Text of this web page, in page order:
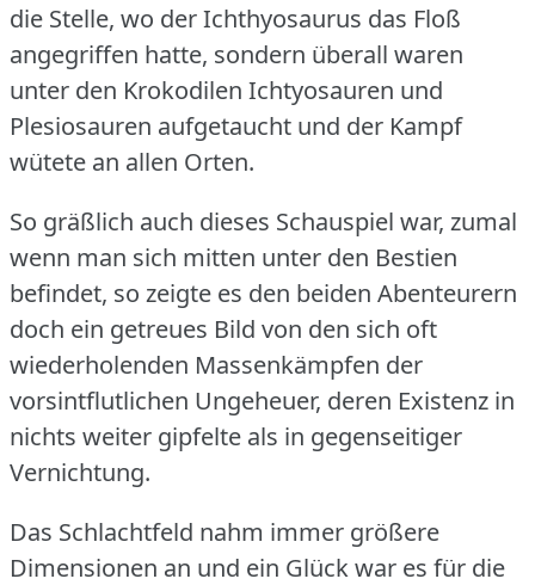
die Stelle, wo der Ichthyosaurus das Floß
angegriffen hatte, sondern überall waren
unter den Krokodilen Ichtyosauren und
Plesiosauren aufgetaucht und der Kampf
wütete an allen Orten.
So gräßlich auch dieses Schauspiel war, zumal
wenn man sich mitten unter den Bestien
befindet, so zeigte es den beiden Abenteurern
doch ein getreues Bild von den sich oft
wiederholenden Massenkämpfen der
vorsintflutlichen Ungeheuer, deren Existenz in
nichts weiter gipfelte als in gegenseitiger
Vernichtung.
Das Schlachtfeld nahm immer größere
Dimensionen an und ein Glück war es für die